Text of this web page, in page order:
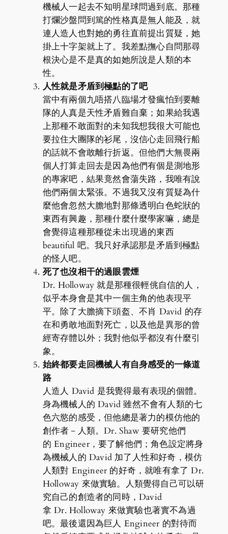
機械人一起去不知明星球問過到底。那種
打爛沙盤問到篤的性格真是無人能及，就
連人造人也對她的勇往直前提出質疑，她
掛上十字架就上了。我差點撫心自問那尋
根決心是不是真的如她所說是人類的本
性。
人性就是矛盾到極點的了吧
當中有兩個九唔搭八臨場才發瘋怕到要離
隊的人真是天性矛盾難自棄；如果給我遇
上那種不敢面對的未知我想我很大可能也
要拉住大團隊的衫尾，沒信心走回飛行船
的話就不會敢離行折返。但他們大無畏兩
個人打算走回去是因為他們有個是測地形
的專家吧，結果竟然會蕩失路，我唯有說
他們兩個太緊張。不過我又沒有質疑為什
麼他會忽然大膽地對那條透明白色蛇狀的
東西有興趣，那種什麼什麼學家嘛，總是
會覺得這種那種從未出現過的東西
beautiful 吧。我只好承認那是矛盾到極點
的怪人吧。
死了也沒相干的過眼雲煙
Dr. Holloway 就是那種很輕佻自信的人，
似乎本身會是其中一個主角的他表現平
平。除了大膽摘下頭盔、不肖 David 的存
在和勇敢地面對死亡，以及他是異形的曾
經寄存體以外；我對他似乎都沒有什麼引
象。
始終都要走回機械人有自身感受的一條道
路
人造人 David 是我覺得最有表現的個體。
身為機械人的 David 雖然不會有人類的七
色六慾的感受，但他總是著力的模仿他的
創作者－人類。Dr. Shaw 要研究他們
的 Engineer，要了解他們；角色設定將身
為機械人的 David 加了人性和好奇，模仿
人類對 Engineer 的好奇，就唯有拿了 Dr.
Holloway 來做實驗。人類覺得自己可以研
究自己的創造者的同時，David
拿 Dr. Holloway 來做實驗也著實不為過
吧。最後還因為巨人 Engineer 的對待而